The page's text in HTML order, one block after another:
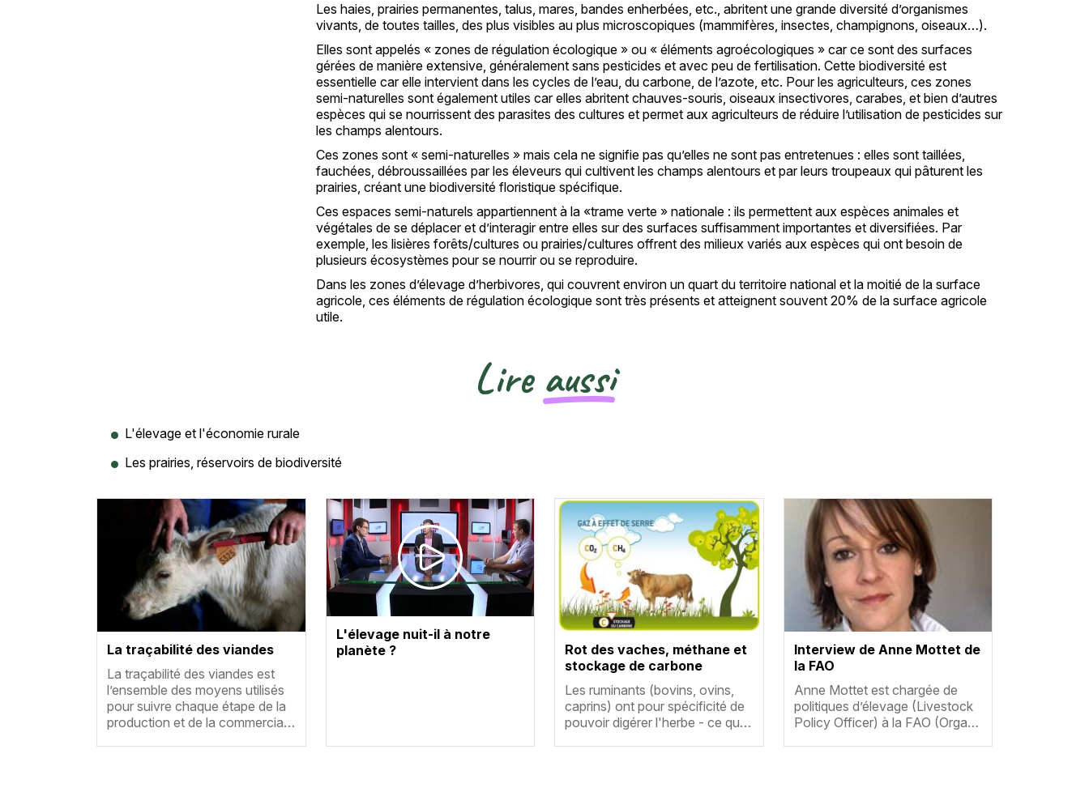
Texte
Les haies, prairies permanentes, talus, mares, bandes enherbées, etc., abritent une grande diversité d’organismes
vivants, de toutes tailles, des plus visibles au plus microscopiques (mammifères, insectes, champignons, oiseaux…).
Elles sont appelés « zones de régulation écologique » ou « éléments agroécologiques » car ce sont des surfaces
gérées de manière extensive, généralement sans pesticides et avec peu de fertilisation. Cette biodiversité est
essentielle car elle intervient dans les cycles de l’eau, du carbone, de l’azote, etc. Pour les agriculteurs, ces zones
semi-naturelles sont également utiles car elles abritent chauves-souris, oiseaux insectivores, carabes, et bien d’autres
espèces qui se nourrissent des parasites des cultures et permet aux agriculteurs de réduire l’utilisation de pesticides sur
les champs alentours.
Ces zones sont « semi-naturelles » mais cela ne signifie pas qu’elles ne sont pas entretenues : elles sont taillées,
fauchées, débroussaillées par les éleveurs qui cultivent les champs alentours et par leurs troupeaux qui pâturent les
prairies, créant une biodiversité floristique spécifique.
Ces espaces semi-naturels appartiennent à la «trame verte » nationale : ils permettent aux espèces animales et
végétales de se déplacer et d’interagir entre elles sur des surfaces suffisamment importantes et diversifiées. Par
exemple, les lisières forêts/cultures ou prairies/cultures offrent des milieux variés aux espèces qui ont besoin de
plusieurs écosystèmes pour se nourrir ou se reproduire.
Dans les zones d’élevage d’herbivores, qui couvrent environ un quart du territoire national et la moitié de la surface
agricole, ces éléments de régulation écologique sont très présents et atteignent souvent 20% de la surface agricole
utile.
Lire aussi
L'élevage et l'économie rurale
Les prairies, réservoirs de biodiversité
La traçabilité des viandes
Résumé
La traçabilité des viandes est
l’ensemble des moyens utilisés
pour suivre chaque étape de la
production et de la commercia…
L'élevage nuit-il à notre
planète ?
Vignette
Rot des vaches, méthane et
stockage de carbone
Résumé
Les ruminants (bovins, ovins,
caprins) ont pour spécificité de
pouvoir digérer l'herbe - ce qu…
Vignette
Interview de Anne Mottet de
la FAO
Résumé
Anne Mottet est chargée de
politiques d’élevage (Livestock
Policy Officer) à la FAO (Orga…